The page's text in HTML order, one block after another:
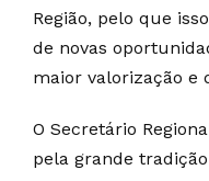
Região, pelo que
de novas
maior valorização e
O Secretário
pela grande